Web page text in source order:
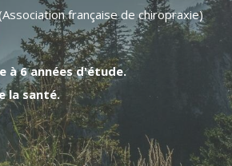
française de chiropraxie)
à 6 années d'étude.
la santé.